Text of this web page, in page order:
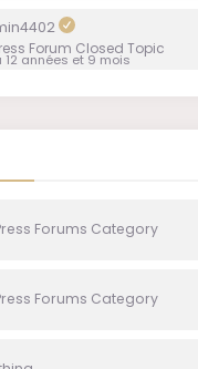
Forum Closed Topic
12 années et 9 mois
Forums Category
Forums Category